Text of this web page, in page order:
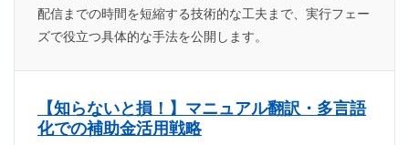
配信までの時間を短縮する技術的な工夫まで、実行フェー
ズで役立つ具体的な手法を公開します。
【知らないと損！】マニュアル翻訳・多言語
化での補助金活用戦略